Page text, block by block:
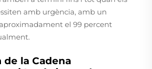
amb urgència, amb un
el 99 percent
de la Cadena